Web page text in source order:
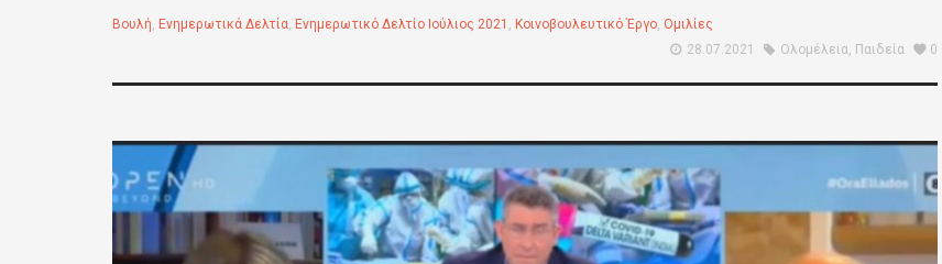
Βουλή, Ενημερωτικά Δελτία, Ενημερωτικό Δελτίο Ιούλιος 2021 , Κοινοβουλευτικό Έργο, Ομιλίες
28.07.2021
Ολομέλεια, Παιδεία 0